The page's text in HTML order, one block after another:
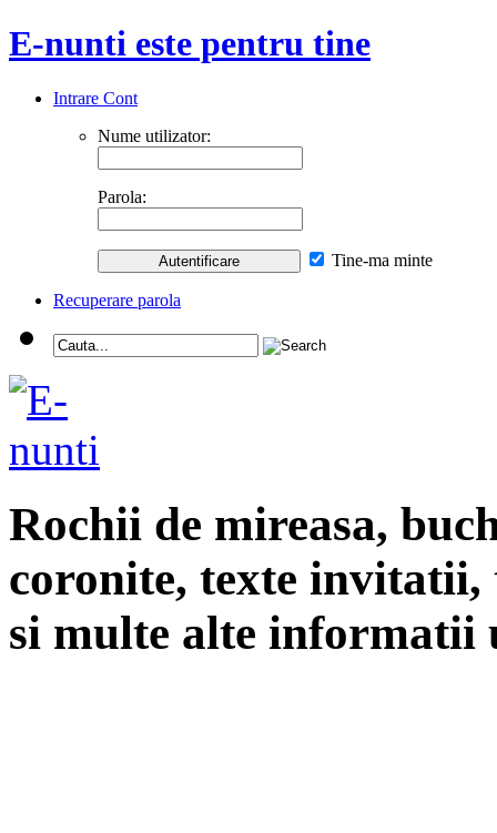
E-nunti este pentru tine
Intrare Cont
Nume utilizator:
Parola:
Tine-ma minte
Recuperare parola
Rochii de mireasa,
coronite, texte
si multe alte informatii